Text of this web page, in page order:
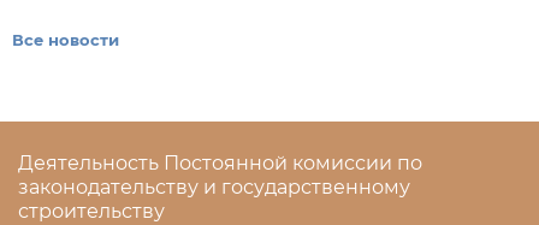
Все новости
Деятельность Постоянной комиссии по
законодательству и государственному
строительству